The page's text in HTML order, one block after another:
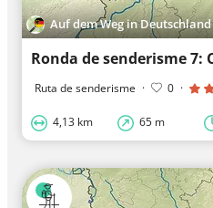
Auf dem Weg in Deutschland
Ruta de senderisme · 0 ·
4,13 km 65 m